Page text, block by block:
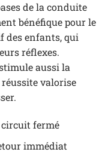
de la conduite
bénéfique pour le
des enfants, qui
réflexes.
aussi la
valorise
fermé
immédiat